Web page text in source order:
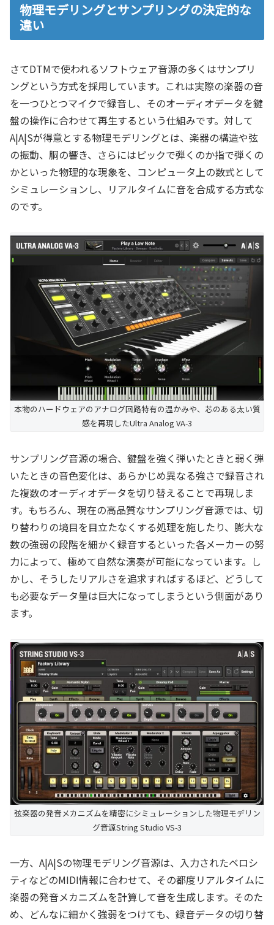
物理モデリングとサンプリングの決定的な
違い
さてDTMで使われるソフトウェア音源の多くはサンプリ
ングという方式を採用しています。これは実際の楽器の音
を一つひとつマイクで録音し、そのオーディオデータを鍵
盤の操作に合わせて再生するという仕組みです。対して
A|A|Sが得意とする物理モデリングとは、楽器の構造や弦
の振動、胴の響き、さらにはピックで弾くのか指で弾くの
かといった物理的な現象を、コンピュータ上の数式として
シミュレーションし、リアルタイムに音を合成する方式な
のです。
本物のハードウェアのアナログ回路特有の温かみや、芯のある太い質
感を再現したUltra Analog VA-3
サンプリング音源の場合、鍵盤を強く弾いたときと弱く弾
いたときの音色変化は、あらかじめ異なる強さで録音され
た複数のオーディオデータを切り替えることで再現しま
す。もちろん、現在の高品質なサンプリング音源では、切
り替わりの境目を目立たなくする処理を施したり、膨大な
数の強弱の段階を細かく録音するといった各メーカーの努
力によって、極めて自然な演奏が可能になっています。し
かし、そうしたリアルさを追求すればするほど、どうして
も必要なデータ量は巨大になってしまうという側面があり
ます。
弦楽器の発音メカニズムを精密にシミュレーションした物理モデリン
グ音源String Studio VS-3
一方、A|A|Sの物理モデリング音源は、入力されたベロシ
ティなどのMIDI情報に合わせて、その都度リアルタイムに
楽器の発音メカニズムを計算して音を生成します。そのた
め、どんなに細かく強弱をつけても、録音データの切り替